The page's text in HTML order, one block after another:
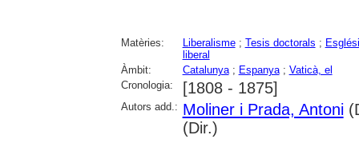
Matèries: Liberalisme; Tesis doctorals ;
liberal
Àmbit:
Catalunya; Espanya; Vaticà, el
Cronologia:
[1808 - 1875]
Autors add.: Moliner i Prada, Antoni
(Dir.)